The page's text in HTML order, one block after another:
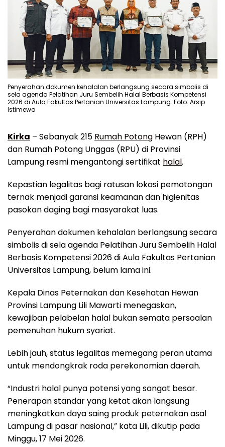
Penyerahan dokumen kehalalan berlangsung secara simbolis di
sela agenda Pelatihan Juru Sembelih Halal Berbasis Kompetensi
2026 di Aula Fakultas Pertanian Universitas Lampung. Foto: Arsip
Istimewa
Kirka – Sebanyak 215 Rumah Potong Hewan (RPH)
dan Rumah Potong Unggas (RPU) di Provinsi
Lampung resmi mengantongi sertifikat halal.
Kepastian legalitas bagi ratusan lokasi pemotongan
ternak menjadi garansi keamanan dan higienitas
pasokan daging bagi masyarakat luas.
Penyerahan dokumen kehalalan berlangsung secara
simbolis di sela agenda Pelatihan Juru Sembelih Halal
Berbasis Kompetensi 2026 di Aula Fakultas Pertanian
Universitas Lampung, belum lama ini.
Kepala Dinas Peternakan dan Kesehatan Hewan
Provinsi Lampung Lili Mawarti menegaskan,
kewajiban pelabelan halal bukan semata persoalan
pemenuhan hukum syariat.
Lebih jauh, status legalitas memegang peran utama
untuk mendongkrak roda perekonomian daerah.
“Industri halal punya potensi yang sangat besar.
Penerapan standar yang ketat akan langsung
meningkatkan daya saing produk peternakan asal
Lampung di pasar nasional,” kata Lili, dikutip pada
Minggu, 17 Mei 2026.